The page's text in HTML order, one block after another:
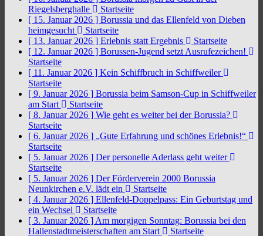
Riegelsberghalle
Startseite
[ 15. Januar 2026 ] Borussia und das Ellenfeld von Dieben
heimgesucht
Startseite
[ 13. Januar 2026 ] Erlebnis statt Ergebnis
Startseite
[ 12. Januar 2026 ] Borussen-Jugend setzt Ausrufezeichen!
Startseite
[ 11. Januar 2026 ] Kein Schiffbruch in Schiffweiler
Startseite
[ 9. Januar 2026 ] Borussia beim Samson-Cup in Schiffweiler
am Start
Startseite
[ 8. Januar 2026 ] Wie geht es weiter bei der Borussia?
Startseite
[ 6. Januar 2026 ] „Gute Erfahrung und schönes Erlebnis!“
Startseite
[ 5. Januar 2026 ] Der personelle Aderlass geht weiter
Startseite
[ 5. Januar 2026 ] Der Förderverein 2000 Borussia
Neunkirchen e.V. lädt ein
Startseite
[ 4. Januar 2026 ] Ellenfeld-Doppelpass: Ein Geburtstag und
ein Wechsel
Startseite
[ 3. Januar 2026 ] Am morgigen Sonntag: Borussia bei den
Hallenstadtmeisterschaften am Start
Startseite